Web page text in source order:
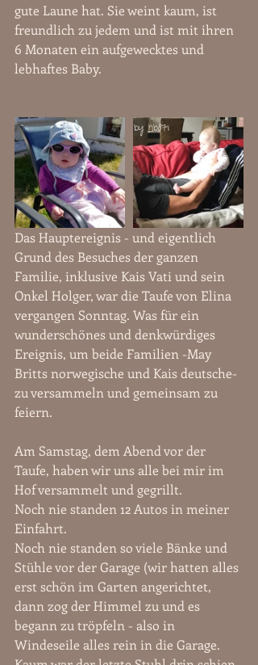
gute Laune hat. Sie weint kaum, ist
freundlich zu jedem und ist mit ihren
6 Monaten ein aufgewecktes und
lebhaftes Baby.
Das Hauptereignis - und eigentlich
Grund des Besuches der ganzen
Familie, inklusive Kais Vati und sein
Onkel Holger, war die Taufe von Elina
vergangen Sonntag. Was für ein
wunderschönes und denkwürdiges
Ereignis, um beide Familien -May
Britts norwegische und Kais deutsche-
zu versammeln und gemeinsam zu
feiern.
Am Samstag, dem Abend vor der
Taufe, haben wir uns alle bei mir im
Hof versammelt und gegrillt.
Noch nie standen 12 Autos in meiner
Einfahrt.
Noch nie standen so viele Bänke und
Stühle vor der Garage (wir hatten alles
erst schön im Garten angerichtet,
dann zog der Himmel zu und es
begann zu tröpfeln - also in
Windeseile alles rein in die Garage.